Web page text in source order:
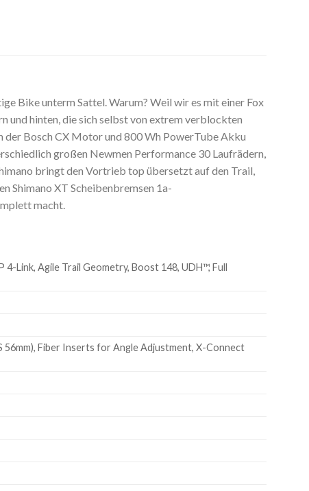
Bike unterm Sattel. Warum? Weil wir es mit einer Fox
und hinten, die sich selbst von extrem verblockten
der Bosch CX Motor und 800 Wh PowerTube Akku
großen Newmen Performance 30 Laufrädern,
bringt den Vortrieb top übersetzt auf den Trail,
Shimano XT Scheibenbremsen 1a-
macht.
Link, Agile Trail Geometry, Boost 148, UDH™, Full
56mm), Fiber Inserts for Angle Adjustment, X-Connect